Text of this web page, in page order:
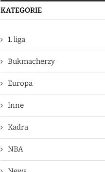
KATEGORIE
1. liga
Bukmacherzy
Europa
Inne
Kadra
NBA